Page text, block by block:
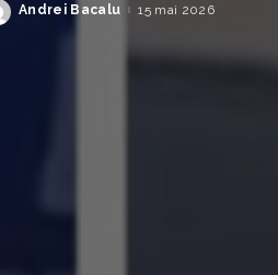
Posted
Andrei Bacalu 15 mai 2026